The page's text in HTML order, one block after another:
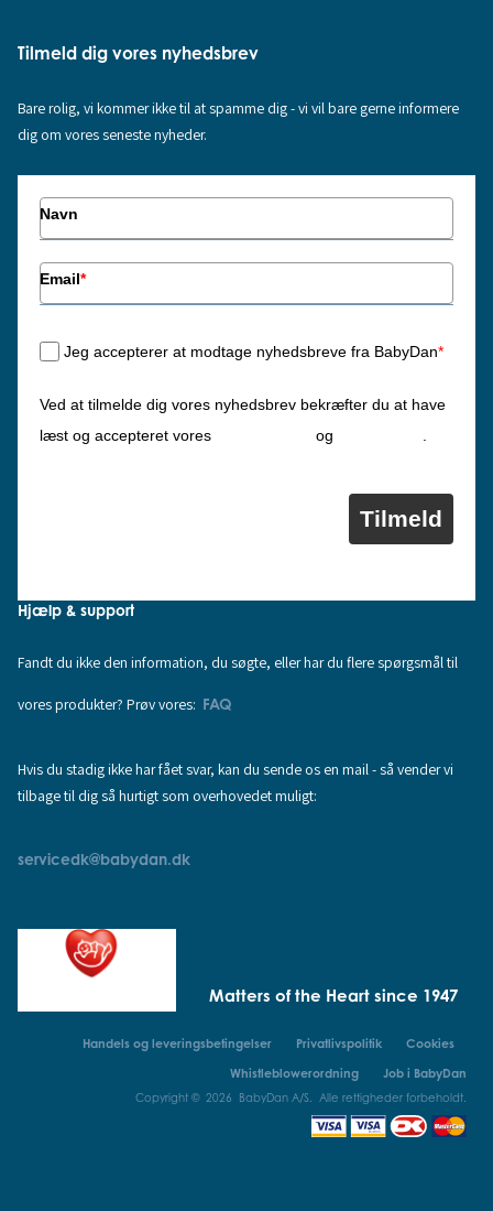
Tilmeld dig vores nyhedsbrev
Bare rolig, vi kommer ikke til at spamme dig - vi vil bare gerne informere
dig om vores seneste nyheder.
Navn
Email*
Jeg accepterer at modtage nyhedsbreve fra BabyDan*
Ved at tilmelde dig vores nyhedsbrev bekræfter du at have
læst og accepteret vores
og
Tilmeld
Hjælp & support
Fandt du ikke den information, du søgte, eller har du flere spørgsmål til
vores produkter? Prøv vores: FAQ
Hvis du stadig ikke har fået svar, kan du sende os en mail - så vender vi
tilbage til dig så hurtigt som overhovedet muligt:
servicedk@babydan.dk
Matters of the Heart since 1947
Handels og leveringsbetingelser Privatlivspolitik
Cookies
Whistleblowerordning
Job i BabyDan
Copyright © 2026 BabyDan A/S. Alle rettigheder forbeholdt.